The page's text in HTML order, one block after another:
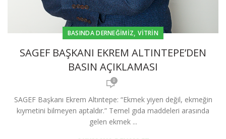
BASINDA DERNEĞIMIZ,VITRIN
SAGEF BAŞKANI EKREM ALTINTEPE’DEN
BASIN AÇIKLAMASI
0
SAGEF Başkanı Ekrem Altıntepe: “Ekmek yiyen değil, ekmeğin
kıymetini bilmeyen aptaldır.” Temel gıda maddeleri arasında
gelen ekmek ...